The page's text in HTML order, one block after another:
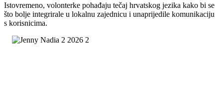
Istovremeno, volonterke pohađaju tečaj hrvatskog jezika kako bi se
što bolje integrirale u lokalnu zajednicu i unaprijedile komunikaciju
s korisnicima.